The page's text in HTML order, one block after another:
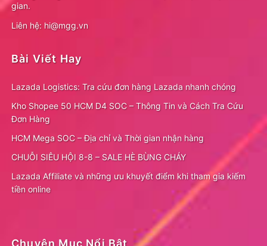
gian.
Liên hệ: hi@mgg.vn
Bài Viết Hay
Lazada Logistics: Tra cứu đơn hàng Lazada nhanh chóng
Kho Shopee 50 HCM D4 SOC – Thông Tin và Cách Tra Cứu
Đơn Hàng
HCM Mega SOC – Địa chỉ và Thời gian nhận hàng
CHUỖI SIÊU HỘI 8-8 – SALE HÈ BÙNG CHÁY
Lazada Affiliate và những ưu khuyết điểm khi tham gia kiếm
tiền online
Chuyên Mục Nổi Bật